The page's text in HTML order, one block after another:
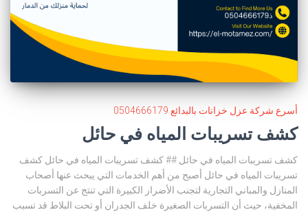
أسرع شركة عزل خزانات بالبدائع 0504666179
كشف تسريبات المياه في حائل
كشف تسريبات المياه في حائل ## كشف تسريبات المياه في حائل كشف
تسريبات المياه في حائل أصبح من أهم الخدمات التي يبحث عنها أصحاب
المنازل والمباني التجارية لتجنب الأضرار الكبيرة التي تنتج عن التسربات
المخفية، حيث أن التسربات الصغيرة خلف الجدران أو تحت البلاط قد تسبب